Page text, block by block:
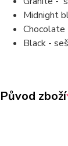
Midnight
Black -
Původ zboží